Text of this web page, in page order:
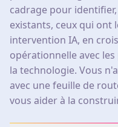
cadrage pour
existants, ceux qui ont
intervention IA, en
opérationnelle avec
la technologie. Vous
avec une feuille de
vous aider à la